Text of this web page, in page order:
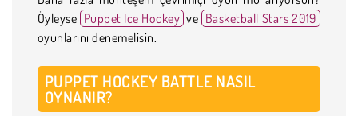
Öyleyse Puppet Ice Hockey ve Basketball Stars 2019
oyunlarını denemelisin.
PUPPET HOCKEY BATTLE NASIL
OYNANIR?